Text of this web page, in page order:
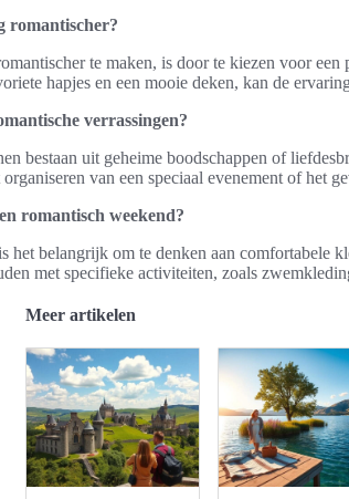
romantischer?
te maken, is door te kiezen voor
hapjes en een mooie deken, kan de
verrassingen?
bestaan uit geheime boodschappen of
van een speciaal evenement of het
romantisch weekend?
het belangrijk om te denken aan comfortabele
met specifieke activiteiten, zoals
Meer artikelen